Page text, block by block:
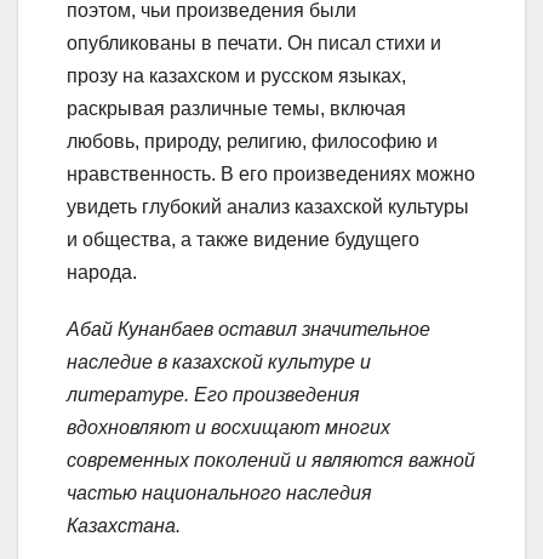
поэтом, чьи произведения были
опубликованы в печати. Он писал стихи и
прозу на казахском и русском языках,
раскрывая различные темы, включая
любовь, природу, религию, философию и
нравственность. В его произведениях можно
увидеть глубокий анализ казахской культуры
и общества, а также видение будущего
народа.
Абай Кунанбаев оставил значительное
наследие в казахской культуре и
литературе. Его произведения
вдохновляют и восхищают многих
современных поколений и являются важной
частью национального наследия
Казахстана.